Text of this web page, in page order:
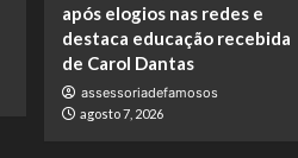
após elogios nas redes e
destaca educação recebida
de Carol Dantas
assessoriadefamosos
agosto 7, 2026